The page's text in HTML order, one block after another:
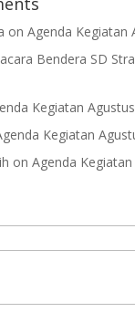
on Agenda Kegiatan
Bendera SD
Kegiatan
Kegiatan
on Agenda